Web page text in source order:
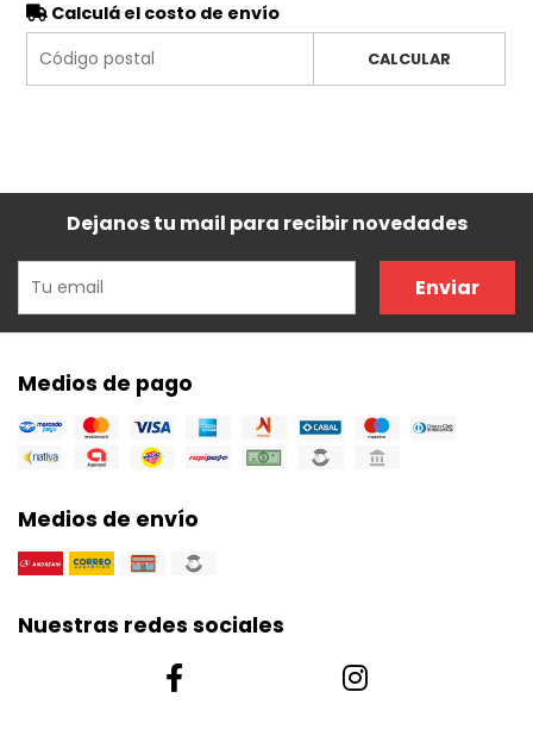
Calculá el costo de envío
CALCULAR
Dejanos tu mail para recibir novedades
Enviar
Medios de pago
Medios de envío
Nuestras redes sociales